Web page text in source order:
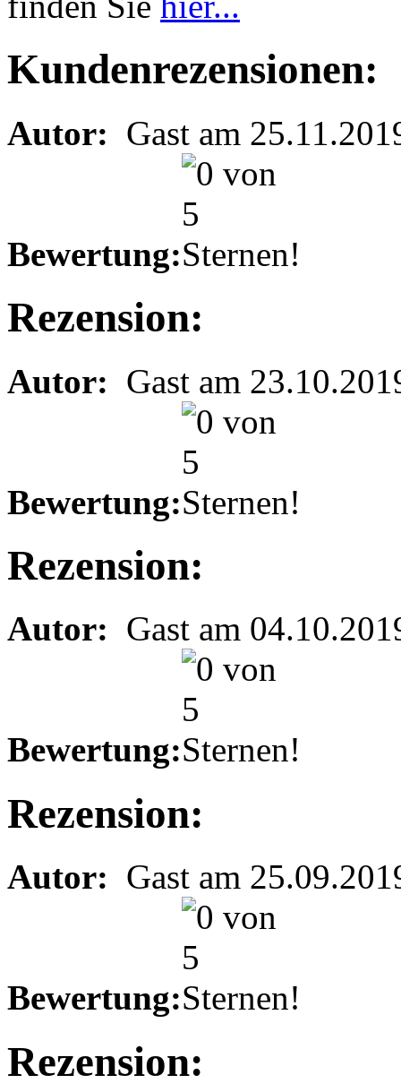
Kundenrezensionen:
Autor: Gast am
Bewertung:
Rezension:
Autor: Gast am
Bewertung:
Rezension:
Autor: Gast am
Bewertung:
Rezension:
Autor: Gast am
Bewertung:
Rezension: